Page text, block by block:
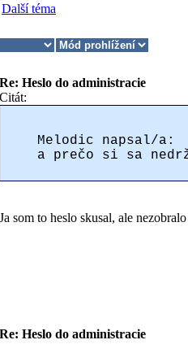
Další téma
Re: Heslo do administracie
Citát:
Melodic napsal/a:
a prečo si sa
Ja som to heslo skusal, ale
Re: Heslo do administracie